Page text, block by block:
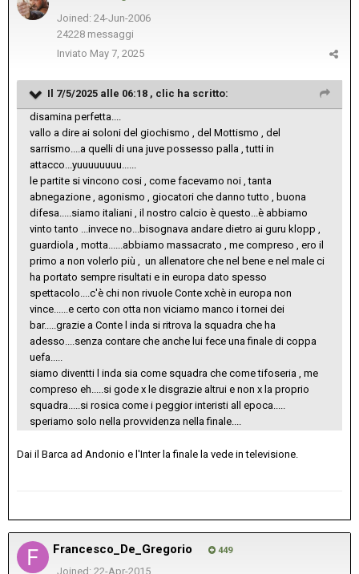
Joined: 24-Jun-2006
24228 messaggi
Inviato May 7, 2025
Il 7/5/2025 alle 06:18 , clic ha scritto:
disamina perfetta....
vallo a dire ai soloni del giochismo , del Mottismo , del
sarrismo....a quelli di una juve possesso palla , tutti in
attacco...yuuuuuuuu......
le partite si vincono cosi , come facevamo noi , tanta
abnegazione , agonismo , giocatori che danno tutto , buona
difesa.....siamo italiani , il nostro calcio è questo...è abbiamo
vinto tanto ...invece no...bisognava andare dietro ai guru klopp ,
guardiola , motta......abbiamo massacrato , me compreso , ero il
primo a non volerlo più , un allenatore che nel bene e nel male ci
ha portato sempre risultati e in europa dato spesso
spettacolo....c'è chi non rivuole Conte xchè in europa non
vince......e certo con otta non viciamo manco i tornei dei
bar.....grazie a Conte l inda si ritrova la squadra che ha
adesso....senza contare che anche lui fece una finale di coppa
uefa.....
siamo diventti l inda sia come squadra che come tifoseria , me
compreso eh.....si gode x le disgrazie altrui e non x la proprio
squadra.....si rosica come i peggior interisti all epoca.....
speriamo solo nella provvidenza nella finale....
Dai il Barca ad Andonio e l'Inter la finale la vede in televisione.
Francesco_De_Gregorio 449
Joined: 22-Apr-2015